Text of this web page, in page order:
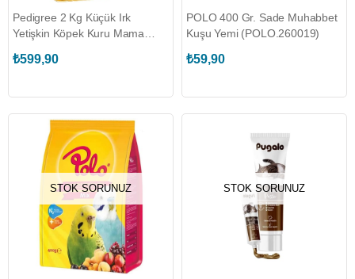
Pedigree 2 Kg Küçük Irk
Yetişkin Köpek Kuru Mama
₺599,90
POLO 400 Gr. Sade Muhabbet
Kuşu Yemi (POLO.260019)
₺59,90
STOK SORUNUZ STOK SORUNUZ